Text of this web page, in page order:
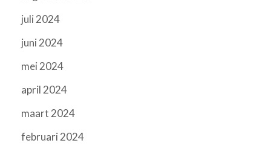
juli 2024
juni 2024
mei 2024
april 2024
maart 2024
februari 2024